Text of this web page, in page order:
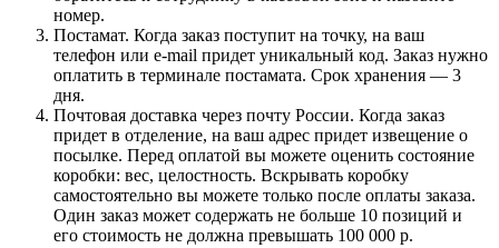
номер.
Постамат. Когда заказ поступит на точку, на ваш
телефон или e-mail придет уникальный код. Заказ нужно
оплатить в терминале постамата. Срок хранения — 3
дня.
Почтовая доставка через почту России. Когда заказ
придет в отделение, на ваш адрес придет извещение о
посылке. Перед оплатой вы можете оценить состояние
коробки: вес, целостность. Вскрывать коробку
самостоятельно вы можете только после оплаты заказа.
Один заказ может содержать не больше 10 позиций и
его стоимость не должна превышать 100 000 р.